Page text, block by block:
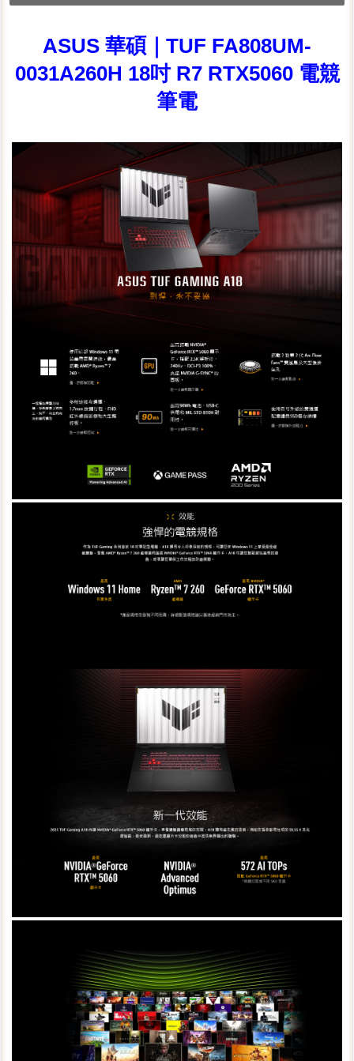
ASUS 華碩｜TUF FA808UM-
0031A260H 18吋 R7 RTX5060 電競
筆電